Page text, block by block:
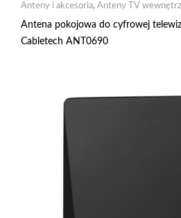
Anteny i akcesoria, Anteny TV
Antena pokojowa do cyfrowej
Cabletech ANT0690